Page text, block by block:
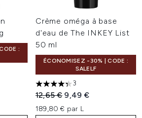
:
Crème oméga à base
d'eau de The INKEY List
50 ml
ÉCONOMISEZ -30% | CODE :
SALELF
4.33 étoiles sur un maximum
3
Prix de vente :
12,65 € Prix ​​actuel :
9,49 €
189,80 € par L